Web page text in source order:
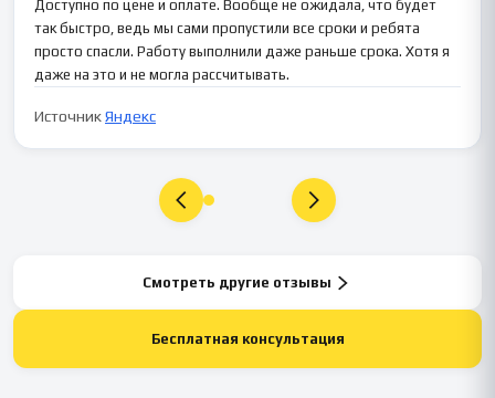
Доступно по цене и оплате. Вообще не ожидала, что будет
так быстро, ведь мы сами пропустили все сроки и ребята
просто спасли. Работу выполнили даже раньше срока. Хотя я
даже на это и не могла рассчитывать.
ИсточникЯндекс
Смотреть другие отзывы
Бесплатная консультация